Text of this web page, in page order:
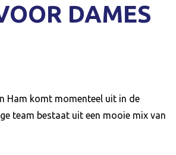
DAMES
Ham komt momenteel uit in de
team bestaat uit een mooie mix van